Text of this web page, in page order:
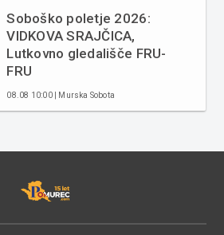
Soboško poletje 2026:
VIDKOVA SRAJČICA,
Lutkovno gledališče FRU-
FRU
08.08 10:00 | Murska Sobota